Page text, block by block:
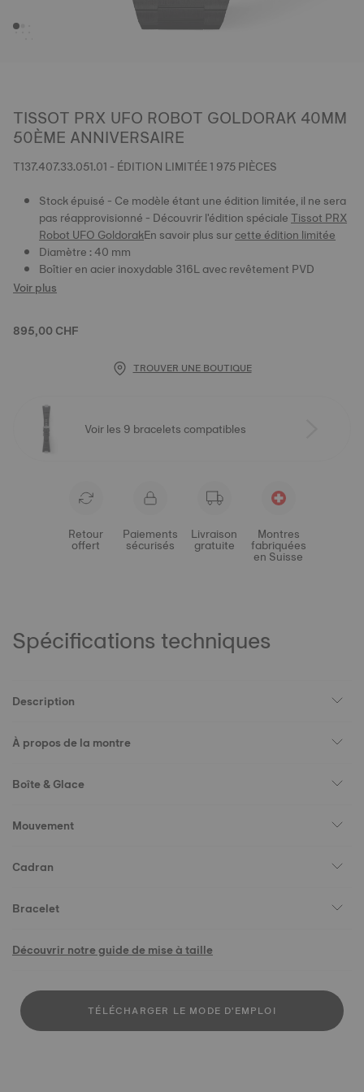
TISSOT PRX UFO ROBOT GOLDORAK 40MM
50ÈME ANNIVERSAIRE
T137.407.33.051.01 - ÉDITION LIMITÉE 1 975 PIÈCES
Stock épuisé - Ce modèle étant une édition limitée, il ne sera
pas réapprovisionné - Découvrir l'édition spécialeTissot PRX
Robot UFO GoldorakEn savoir plus surcette édition limitée
Diamètre : 40 mm
Boîtier en acier inoxydable 316L avec revêtement PVD
Voir plus
895,00 CHF
TROUVER UNE BOUTIQUE
Voir les 9 bracelets compatibles
Retour
offert
Paiements
sécurisés
Livraison
gratuite
Montres
fabriquées
en Suisse
Spécifications techniques
Description
À propos de la montre
Boîte & Glace
Mouvement
Cadran
Bracelet
Découvrir notre guide de mise à taille
TÉLÉCHARGER LE MODE D'EMPLOI